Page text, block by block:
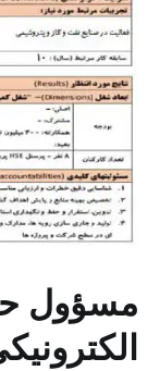
مسؤول